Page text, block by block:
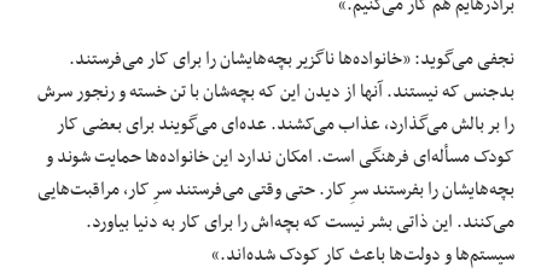
نجفی می‌گوید: «خانواده‌ها ناگزیر بچه‌هایشان را برای کار می‌فرستند.
بدجنس که نیستند. آنها از دیدن این که بچه‌شان با تن خسته و رنجور سرش
را بر بالش می‌گذارد، عذاب می‌کشند. عده‌ای می‌گویند برای بعضی کار
کودک مسأله‌ای فرهنگی است. امکان ندارد این خانواده‌ها حمایت شوند و
بچه‌هایشان را بفرستند سرِ کار. حتی وقتی می‌فرستند سرِ کار، مراقبت‌هایی
می‌کنند. این ذاتی بشر نیست که بچه‌اش را برای کار به دنیا بیاورد.
سیستم‌ها و دولت‌ها باعث کار کودک شده‌اند.»